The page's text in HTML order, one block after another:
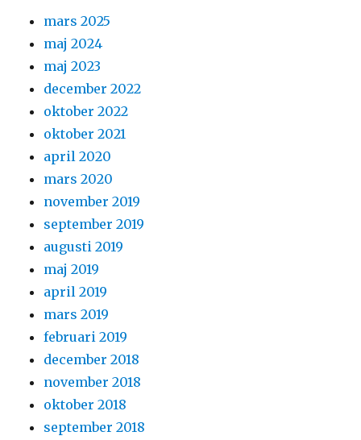
mars 2025
maj 2024
maj 2023
december 2022
oktober 2022
oktober 2021
april 2020
mars 2020
november 2019
september 2019
augusti 2019
maj 2019
april 2019
mars 2019
februari 2019
december 2018
november 2018
oktober 2018
september 2018